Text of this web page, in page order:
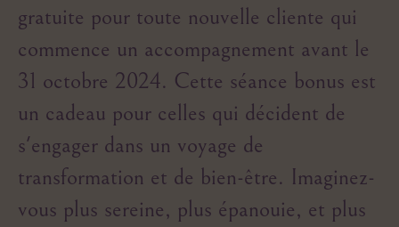
gratuite pour toute nouvelle cliente qui
commence un accompagnement avant le
31 octobre 2024. Cette séance bonus est
un cadeau pour celles qui décident de
s'engager dans un voyage de
transformation et de bien-être. Imaginez-
vous plus sereine, plus épanouie, et plus